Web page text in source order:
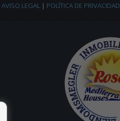
AVISO LEGAL | POLÍTICA DE PRIVACIDAD